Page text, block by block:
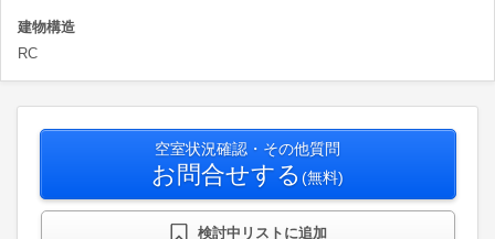
建物構造
RC
空室状況確認・その他質問
お問合せする (無料)
検討中リストに追加